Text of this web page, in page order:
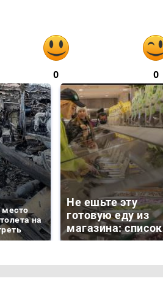
0 0
место
на
Не ешьте эту
готовую еду из
магазина: список